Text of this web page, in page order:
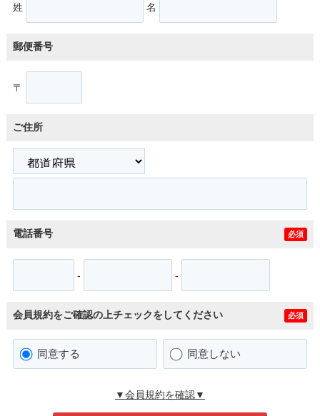
姓 名
郵便番号
〒
ご住所
電話番号 必須
- -
会員規約をご確認の上チェックをしてください 必須
同意する 同意しない
▼会員規約を確認▼